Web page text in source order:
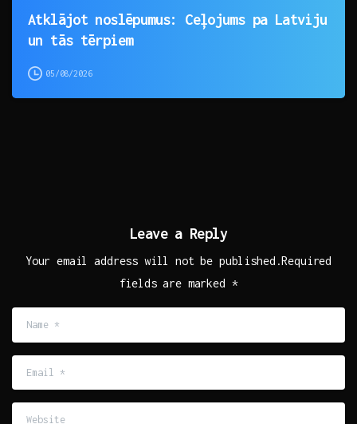
Atklājot noslēpumus: Ceļojums pa Latviju
un tās tērpiem
05/08/2026
Leave a Reply
Your email address will not be published.Required
fields are marked *
*
Website